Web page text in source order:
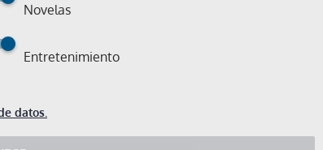
Novelas
Entretenimiento
datos.